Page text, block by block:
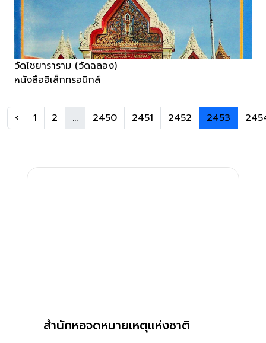
วัดไชยาราราม (วัดฉลอง)
หนังสืออิเล็กทรอนิกส์
‹ 1 2 ... 2450 2451 2452 2453
สำนักหอจดหมายเหตุเเห่งชาติ